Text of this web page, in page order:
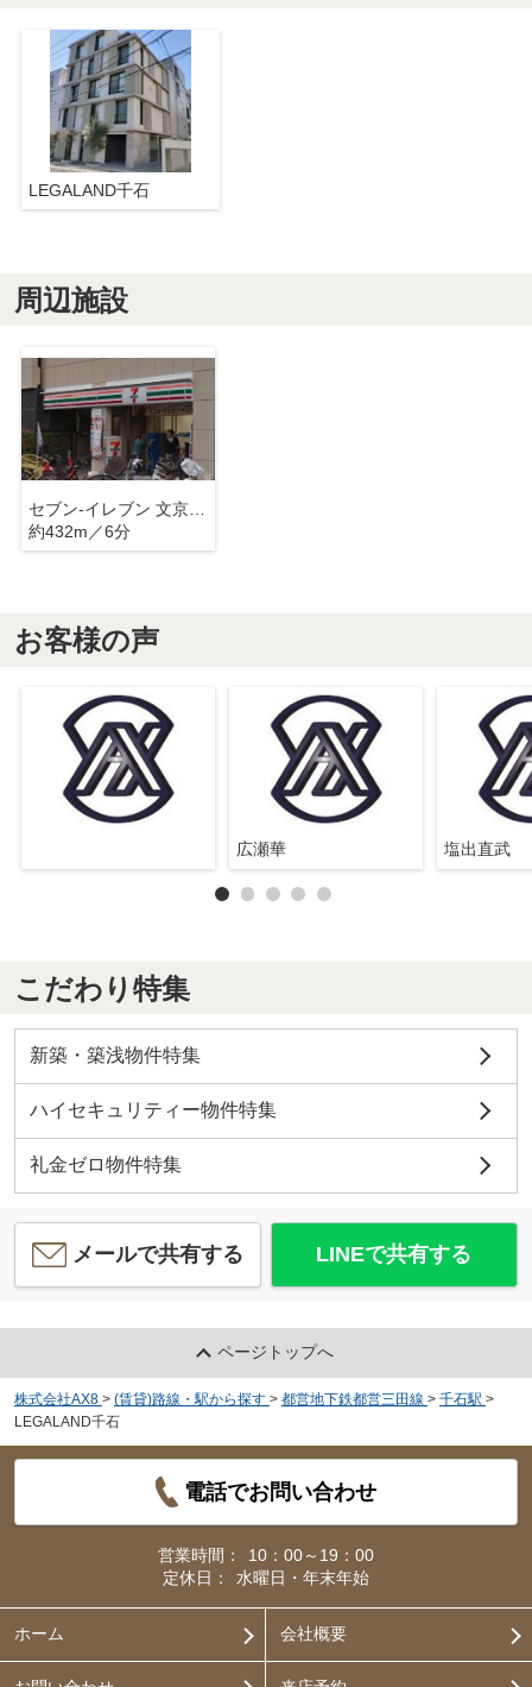
LEGALAND千石
周辺施設
セブン-イレブン 文京千石駅前店
約432m／6分
お客様の声
広瀬華 塩出直武
こだわり特集
新築・築浅物件特集
ハイセキュリティー物件特集
礼金ゼロ物件特集
メールで共有する LINEで共有する
ページトップへ
株式会社AX8 > (賃貸)路線・駅から探す > 都営地下鉄都営三田線 > 千石駅 >
LEGALAND千石
電話でお問い合わせ
営業時間：
10：00～19：00
定休日：
水曜日・年末年始
ホーム 会社概要